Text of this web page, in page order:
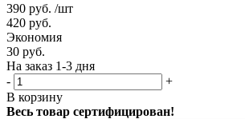
390 руб. /шт
420 руб.
Экономия
30 руб.
На заказ 1-3 дня
-
+
В корзину
Весь товар сертифицирован!